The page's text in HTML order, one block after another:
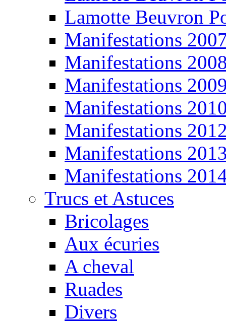
Lamotte Beuvron
Manifestations
Manifestations
Manifestations
Manifestations
Manifestations
Manifestations
Manifestations
Trucs et Astuces
Bricolages
Aux écuries
A cheval
Ruades
Divers